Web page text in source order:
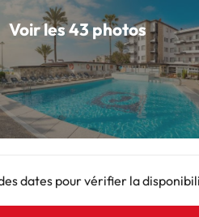
Voir les 43 photos
dates pour vérifier la